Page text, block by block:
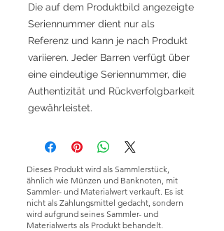
Die auf dem Produktbild angezeigte
Seriennummer dient nur als
Referenz und kann je nach Produkt
variieren. Jeder Barren verfügt über
eine eindeutige Seriennummer, die
Authentizität und Rückverfolgbarkeit
gewährleistet.
Dieses Produkt wird als Sammlerstück,
ähnlich wie Münzen und Banknoten, mit
Sammler- und Materialwert verkauft. Es ist
nicht als Zahlungsmittel gedacht, sondern
wird aufgrund seines Sammler- und
Materialwerts als Produkt behandelt.